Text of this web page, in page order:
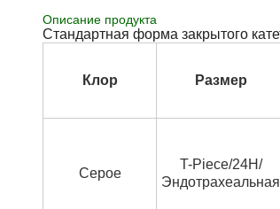
Описание продукта
Стандартная форма закрытого
Клор Размер
Серое
T-Piece/24H/
Эндотрахеальная